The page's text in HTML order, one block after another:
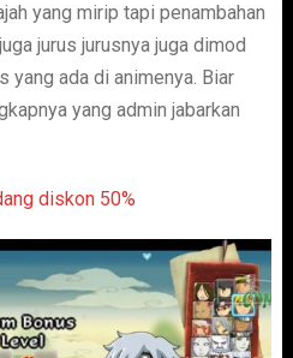
yang mirip tapi penambahan
jurus jurusnya juga dimod
yang ada di animenya. Biar
yang admin jabarkan